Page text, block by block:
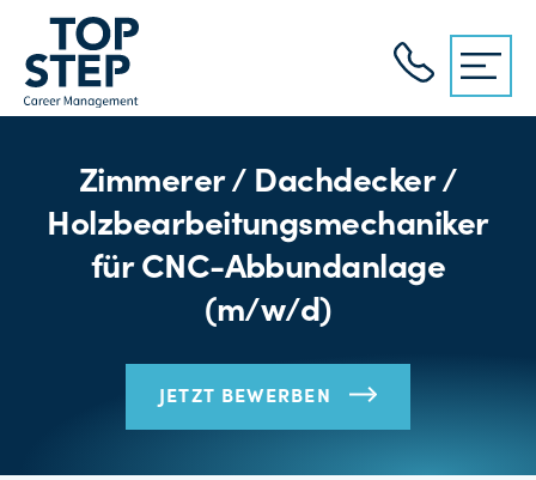
Zimmerer / Dachdecker /
Holzbearbeitungsmechaniker
für CNC-Abbundanlage
(m/w/d)
JETZT BEWERBEN